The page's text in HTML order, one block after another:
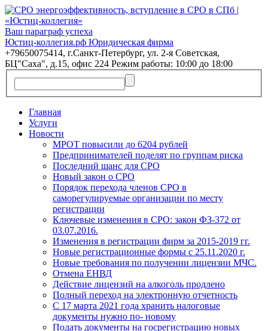
Ваш параграф успеха
Юстиц-коллегия.рф Юридическая фирма
+79650075414, г.Санкт-Петербург, ул. 2-я Советская,
БЦ"Саха", д.15, офис 224 Режим работы: 10:00 до 18:00
Главная
Услуги
Новости
МРОТ повысили до 6204 рублей
Предпринимателей поделят по группам риска
Последний шанс для СРО
Новый закон о СРО
Порядок перехода членов СРО в
саморегулируемые организации по месту
регистрации
Ключевые изменения в СРО: закон ФЗ-372 от
03.07.2016.
Изменения в регистрации фирм за 2015-2019 гг.
Новые регистрационные формы с 25.11.2020 г.
Новые требования по получении лицензии МЧС.
Отмена ЕНВД
Действие лицензий на алкоголь продлено
Полный переход на электронную отчетность
С 17 марта 2021 года хранить налоговые
документы нужно по- новому
Подать документы на госрегистрацию новых